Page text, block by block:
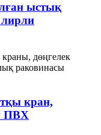
ыстық
лирли
кран,
ПВХ